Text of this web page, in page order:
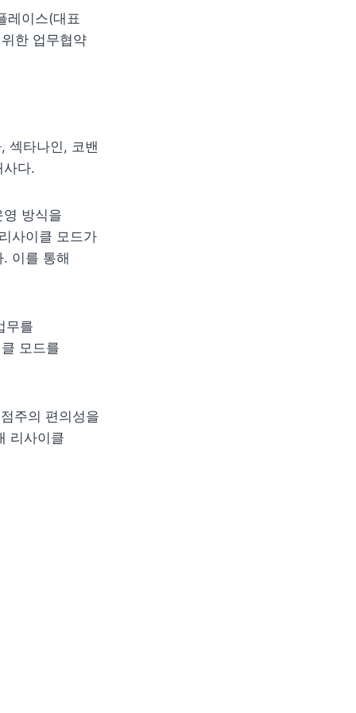
레이스(대표
위한 업무협약
섹타나인, 코밴
사다.
영 방식을
사이클 모드가
이를 통해
무를
모드를
주의 편의성을
리사이클